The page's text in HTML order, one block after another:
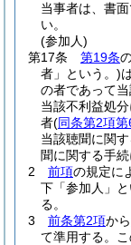
当事者は、書
い。
(参加人)
第17条
第19条
者」という。)
の者であって
当該不利益処
者(同条第2項
当該聴聞に関
聞に関する手
2
前項の規定に
下「参加人」
る。
3
前条第2項から
て準用する。